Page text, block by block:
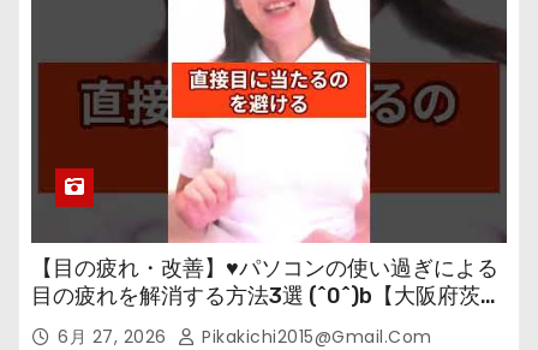
【目の疲れ・改善】♥パソコンの使い過ぎによる
目の疲れを解消する方法3選 (^0^)b【大阪府茨木
市の女性・美容鍼灸・整体師が教えます。】
6月 27, 2026 Pikakichi2015@gmail.com